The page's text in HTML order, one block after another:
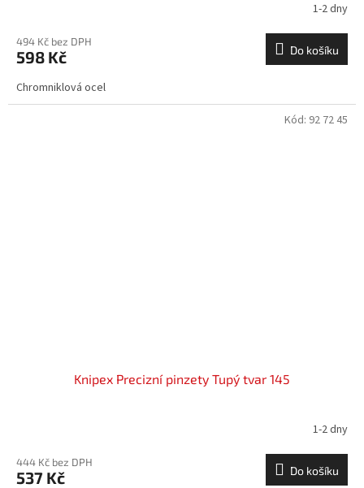
1-2 dny
494 Kč bez DPH
598 Kč Do košíku
Chromniklová ocel
Knipex Precizní pinzety Tupý tvar 145
1-2 dny
444 Kč bez DPH
537 Kč Do košíku
Kód: 92 72 45